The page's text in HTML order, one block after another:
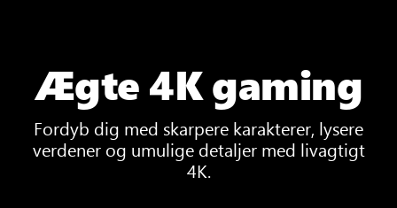
Ægte 4K gaming
Fordyb dig med skarpere karakterer, lysere
verdener og umulige detaljer med livagtigt
4K.